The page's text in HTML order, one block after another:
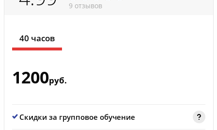
9 отзывов
40 часов
1200руб.
Скидки за групповое обучение